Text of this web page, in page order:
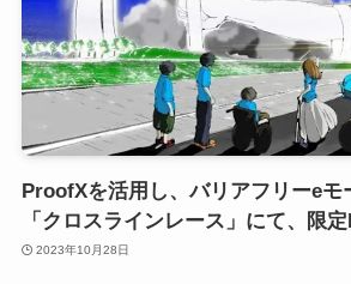
ProofXを活用し、バリアフリーeモ
「クロスラインレース」にて、限
2023年10月28日